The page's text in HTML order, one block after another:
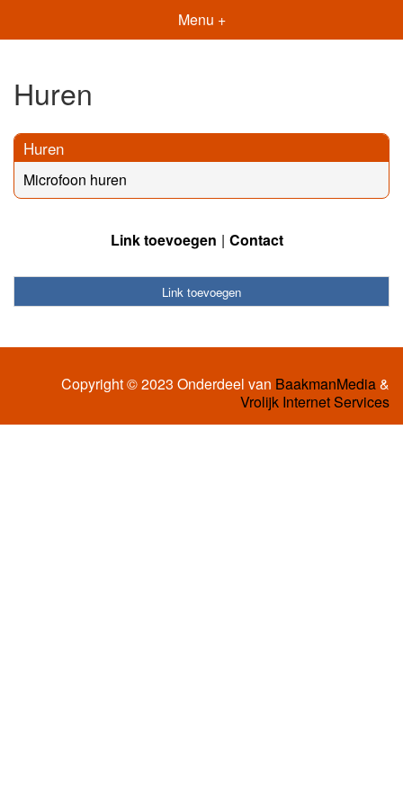
Menu +
Huren
Huren
Microfoon huren
Link toevoegen Contact
Link toevoegen
Copyright © 2023 Onderdeel van BaakmanMedia&
Vrolijk Internet Services